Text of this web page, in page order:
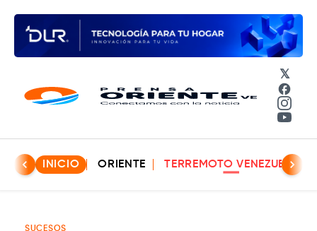
𝕏
INICIO ORIENTE TERREMOTO VENEZUELA
SUCESOS